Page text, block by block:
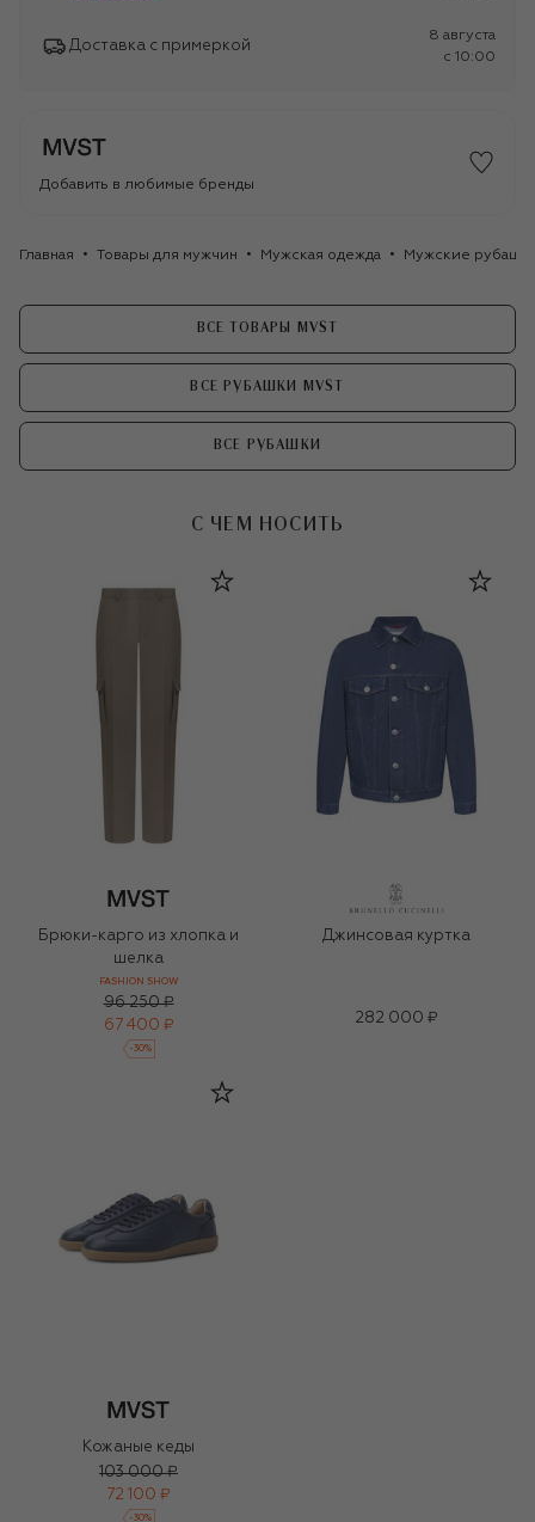
Доставка с примеркой
8 августа
c 10:00
Добавить в любимые бренды
Главная Товары для мужчин Мужская одежда Мужские
ВСЕ ТОВАРЫ MVST
ВСЕ РУБАШКИ MVST
ВСЕ РУБАШКИ
С ЧЕМ НОСИТЬ
Брюки-карго из хлопка и
шелка
FASHION SHOW
96 250 ₽
67 400 ₽
-30%
Джинсовая куртка
282 000 ₽
Кожаные кеды
103 000 ₽
72 100 ₽
-30%